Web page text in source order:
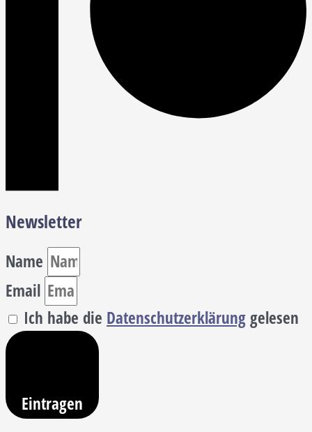
Newsletter
Name
Email
Ich habe die Datenschutzerklärunggelesen
Eintragen